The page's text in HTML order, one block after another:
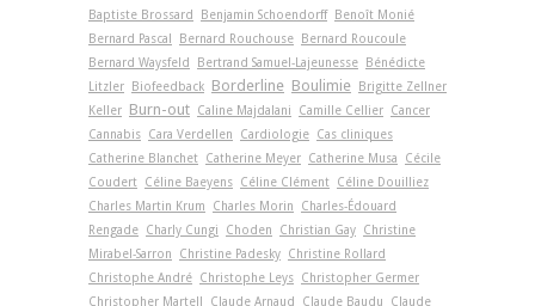
Baptiste Brossard
Benjamin Schoendorff Benoît Monié
Bernard Pascal
Bernard Rouchouse Bernard Roucoule
Bernard Waysfeld
Bertrand Samuel-Lajeunesse Bénédicte
Litzler Biofeedback Borderline Boulimie Brigitte Zellner
Keller Burn-out Caline Majdalani Camille Cellier Cancer
Cannabis Cara Verdellen Cardiologie Cas cliniques
Catherine Blanchet Catherine Meyer Catherine Musa
Cécile
Coudert Céline Baeyens Céline Clément Céline Douilliez
Charles Martin Krum
Charles Morin
Charles-Édouard
Rengade Charly Cungi Choden Christian Gay Christine
Mirabel-Sarron
Christine Padesky Christine Rollard
Christophe André Christophe Leys Christopher Germer
Christopher Martell
Claude Arnaud Claude Baudu Claude